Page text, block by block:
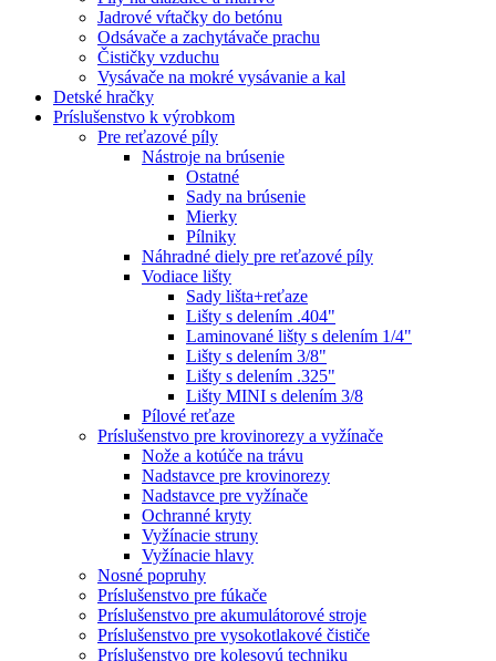
Jadrové vŕtačky do betónu
Odsávače a zachytávače prachu
Čističky vzduchu
Vysávače na mokré vysávanie a kal
Detské hračky
Príslušenstvo k výrobkom
Pre reťazové píly
Nástroje na brúsenie
Ostatné
Sady na brúsenie
Mierky
Pílniky
Náhradné diely pre reťazové píly
Vodiace lišty
Sady lišta+reťaze
Lišty s delením .404"
Laminované lišty s delením 1/4"
Lišty s delením 3/8"
Lišty s delením .325"
Lišty MINI s delením 3/8
Pílové reťaze
Príslušenstvo pre krovinorezy a vyžínače
Nože a kotúče na trávu
Nadstavce pre krovinorezy
Nadstavce pre vyžínače
Ochranné kryty
Vyžínacie struny
Vyžínacie hlavy
Nosné popruhy
Príslušenstvo pre fúkače
Príslušenstvo pre akumulátorové stroje
Príslušenstvo pre vysokotlakové čističe
Príslušenstvo pre kolesovú techniku